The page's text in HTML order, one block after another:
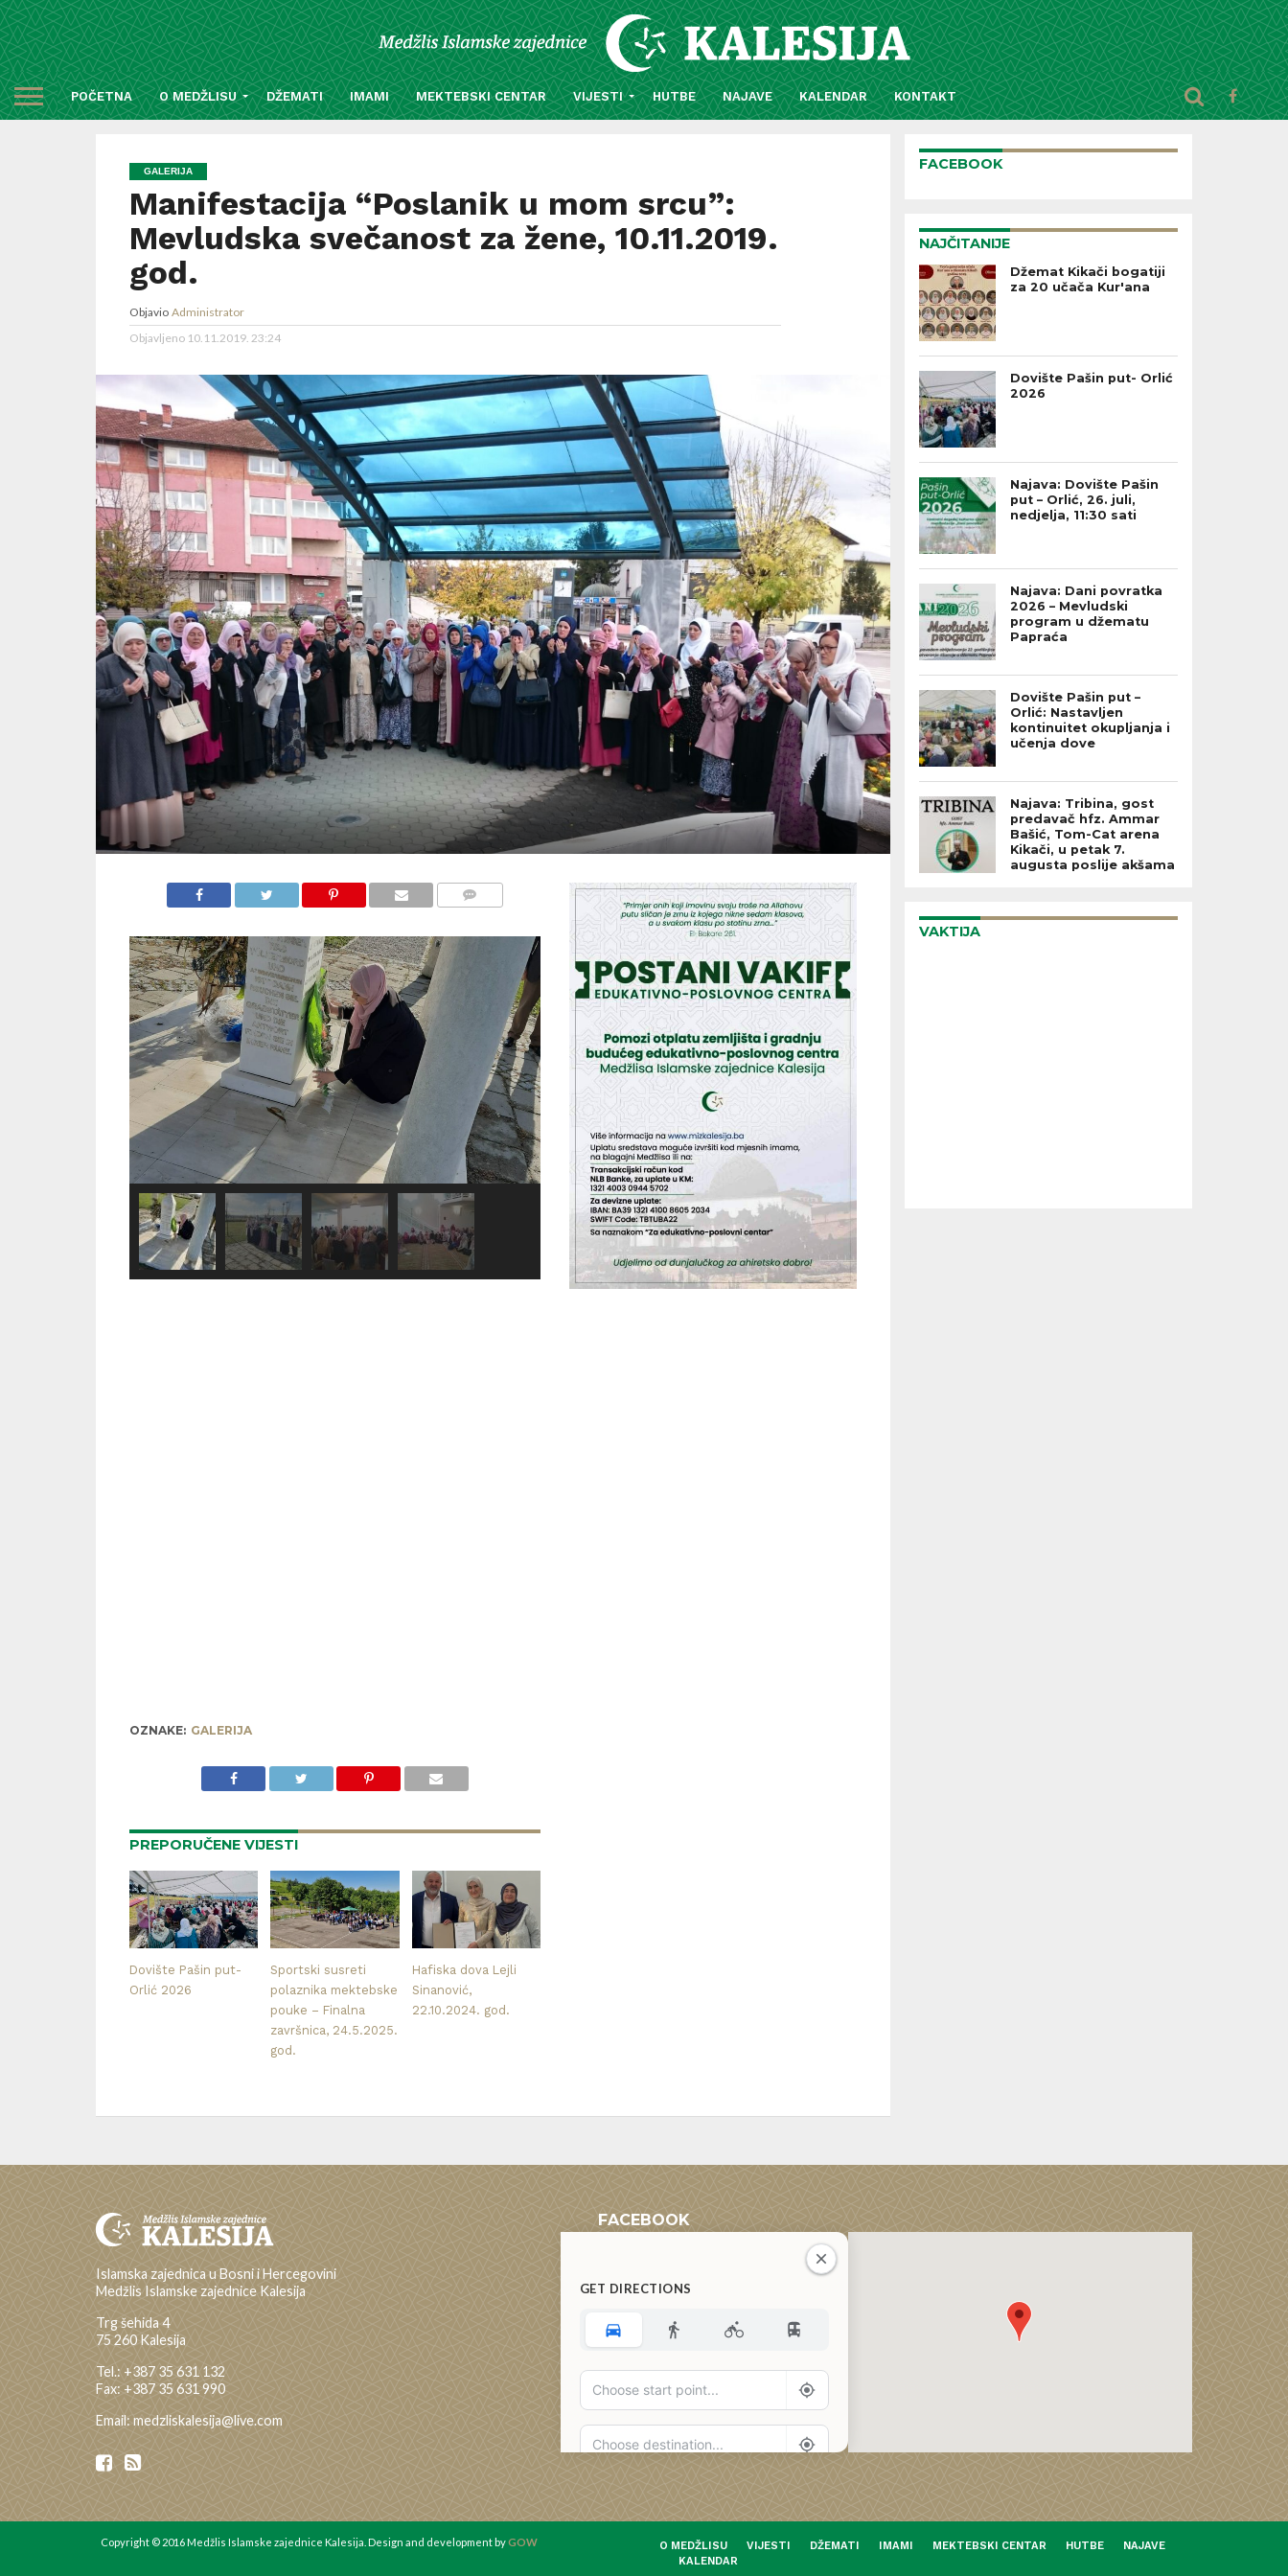
POČETNA O MEDŽLISU DŽEMATI IMAMI MEKTEBSKI CENTAR VIJESTI HUTBE NAJAVE KALENDAR KONTAKT
GALERIJA
Manifestacija “Poslanik u mom srcu”:
Mevludska svečanost za žene, 10.11.2019.
god.
Objavio Administrator
Objavljeno 10.11.2019. 23:24
OZNAKE: GALERIJA
PREPORUČENE VIJESTI
Dovište Pašin put-
Orlić 2026
Sportski susreti
polaznika mektebske
pouke – Finalna
završnica, 24.5.2025.
god.
Hafiska dova Lejli
Sinanović,
22.10.2024. god.
FACEBOOK
NAJČITANIJE
Džemat Kikači bogatiji
za 20 učača Kur'ana
Dovište Pašin put- Orlić
2026
Najava: Dovište Pašin
put – Orlić, 26. juli,
nedjelja, 11:30 sati
Najava: Dani povratka
2026 – Mevludski
program u džematu
Papraća
Dovište Pašin put –
Orlić: Nastavljen
kontinuitet okupljanja i
učenja dove
Najava: Tribina, gost
predavač hfz. Ammar
Bašić, Tom-Cat arena
Kikači, u petak 7.
augusta poslije akšama
VAKTIJA
Islamska zajednica u Bosni i Hercegovini
Medžlis Islamske zajednice Kalesija
Trg šehida 4
75 260 Kalesija
Tel.: +387 35 631 132
Fax: +387 35 631 990
Email: medzliskalesija@live.com
FACEBOOK
GET DIRECTIONS
Add Waypoint
O MEDŽLISU VIJESTI DŽEMATI IMAMI MEKTEBSKI CENTAR HUTBE
NAJAVE
KALENDAR
Copyright © 2016 Medžlis Islamske zajednice Kalesija. Design and development byGOW